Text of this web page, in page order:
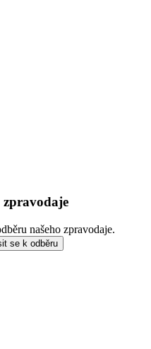
zpravodaje
našeho zpravodaje.
se k odběru